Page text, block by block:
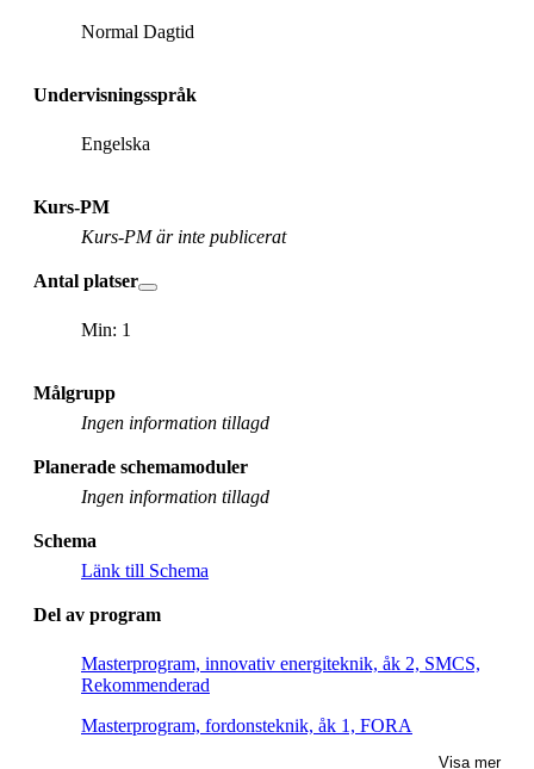
Normal Dagtid
Undervisningsspråk
Engelska
Kurs-PM
Kurs-PM är inte publicerat
Antal platser
Min: 1
Målgrupp
Ingen information tillagd
Planerade schemamoduler
Ingen information tillagd
Schema
Länk till Schema
Del av program
Masterprogram, innovativ energiteknik, åk 2, SMCS,
Rekommenderad
Masterprogram, fordonsteknik, åk 1, FORA
Visa mer